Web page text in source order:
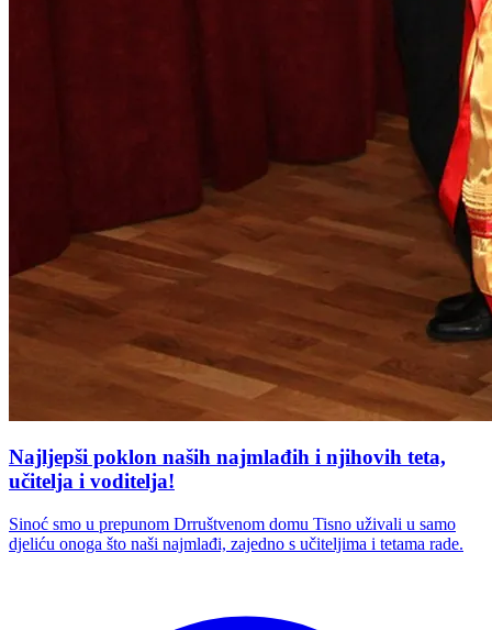
Najljepši poklon naših najmlađih i njihovih teta,
učitelja i voditelja!
Sinoć smo u prepunom Drruštvenom domu Tisno uživali u samo
djeliću onoga što naši najmlađi, zajedno s učiteljima i tetama rade.